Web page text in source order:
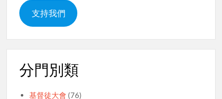
支持我們
分門別類
基督徒大會 (76)